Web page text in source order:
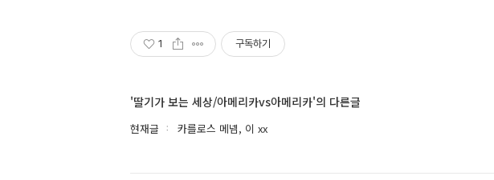
1 구독하기
'딸기가 보는 세상/아메리카vs아메리카'의 다른글
현재글 카를로스 메넴, 이 xx